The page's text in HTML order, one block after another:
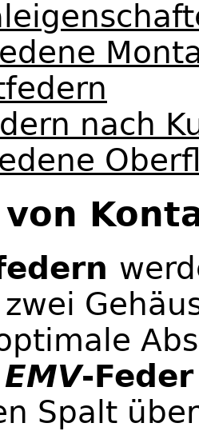
nach
von
EMV-Feder
Spalt